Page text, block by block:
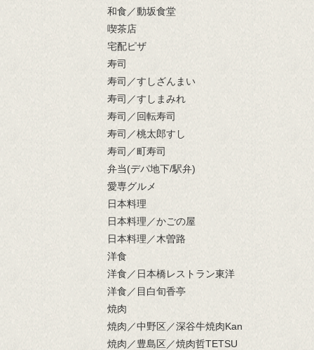
和食／動坂食堂
喫茶店
宅配ピザ
寿司
寿司／すしざんまい
寿司／すしまみれ
寿司／回転寿司
寿司／桃太郎すし
寿司／町寿司
弁当(デパ地下/駅弁)
愛専グルメ
日本料理
日本料理／かごの屋
日本料理／木曽路
洋食
洋食／日本橋レストラン東洋
洋食／目白旬香亭
焼肉
焼肉／中野区／深谷牛焼肉Kan
焼肉／豊島区／焼肉哲TETSU